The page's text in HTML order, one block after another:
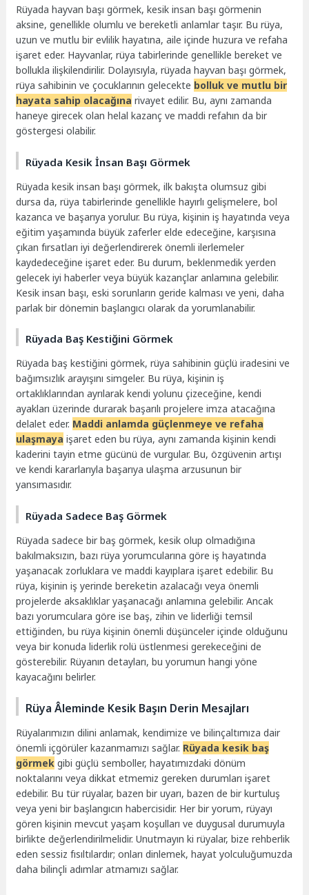
Rüyada hayvan başı görmek, kesik insan başı görmenin
aksine, genellikle olumlu ve bereketli anlamlar taşır. Bu rüya,
uzun ve mutlu bir evlilik hayatına, aile içinde huzura ve refaha
işaret eder. Hayvanlar, rüya tabirlerinde genellikle bereket ve
bollukla ilişkilendirilir. Dolayısıyla, rüyada hayvan başı görmek,
rüya sahibinin ve çocuklarının gelecekte bolluk ve mutlu bir
hayata sahip olacağına rivayet edilir. Bu, aynı zamanda
haneye girecek olan helal kazanç ve maddi refahın da bir
göstergesi olabilir.
Rüyada Kesik İnsan Başı Görmek
Rüyada kesik insan başı görmek, ilk bakışta olumsuz gibi
dursa da, rüya tabirlerinde genellikle hayırlı gelişmelere, bol
kazanca ve başarıya yorulur. Bu rüya, kişinin iş hayatında veya
eğitim yaşamında büyük zaferler elde edeceğine, karşısına
çıkan fırsatları iyi değerlendirerek önemli ilerlemeler
kaydedeceğine işaret eder. Bu durum, beklenmedik yerden
gelecek iyi haberler veya büyük kazançlar anlamına gelebilir.
Kesik insan başı, eski sorunların geride kalması ve yeni, daha
parlak bir dönemin başlangıcı olarak da yorumlanabilir.
Rüyada Baş Kestiğini Görmek
Rüyada baş kestiğini görmek, rüya sahibinin güçlü iradesini ve
bağımsızlık arayışını simgeler. Bu rüya, kişinin iş
ortaklıklarından ayrılarak kendi yolunu çizeceğine, kendi
ayakları üzerinde durarak başarılı projelere imza atacağına
delalet eder. Maddi anlamda güçlenmeye ve refaha
ulaşmaya işaret eden bu rüya, aynı zamanda kişinin kendi
kaderini tayin etme gücünü de vurgular. Bu, özgüvenin artışı
ve kendi kararlarıyla başarıya ulaşma arzusunun bir
yansımasıdır.
Rüyada Sadece Baş Görmek
Rüyada sadece bir baş görmek, kesik olup olmadığına
bakılmaksızın, bazı rüya yorumcularına göre iş hayatında
yaşanacak zorluklara ve maddi kayıplara işaret edebilir. Bu
rüya, kişinin iş yerinde bereketin azalacağı veya önemli
projelerde aksaklıklar yaşanacağı anlamına gelebilir. Ancak
bazı yorumculara göre ise baş, zihin ve liderliği temsil
ettiğinden, bu rüya kişinin önemli düşünceler içinde olduğunu
veya bir konuda liderlik rolü üstlenmesi gerekeceğini de
gösterebilir. Rüyanın detayları, bu yorumun hangi yöne
kayacağını belirler.
Rüya Âleminde Kesik Başın Derin Mesajları
Rüyalarımızın dilini anlamak, kendimize ve bilinçaltımıza dair
önemli içgörüler kazanmamızı sağlar. Rüyada kesik baş
görmek gibi güçlü semboller, hayatımızdaki dönüm
noktalarını veya dikkat etmemiz gereken durumları işaret
edebilir. Bu tür rüyalar, bazen bir uyarı, bazen de bir kurtuluş
veya yeni bir başlangıcın habercisidir. Her bir yorum, rüyayı
gören kişinin mevcut yaşam koşulları ve duygusal durumuyla
birlikte değerlendirilmelidir. Unutmayın ki rüyalar, bize rehberlik
eden sessiz fısıltılardır; onları dinlemek, hayat yolculuğumuzda
daha bilinçli adımlar atmamızı sağlar.